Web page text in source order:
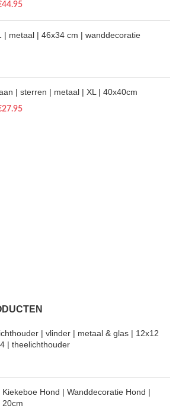
44.95
| metaal | 46x34 cm | wanddecoratie
| sterren | metaal | XL | 40x40cm
27.95
| vlinder | metaal & glas | 12x12
| theelichthouder
Kiekeboe Hond | Wanddecoratie Hond |
20cm